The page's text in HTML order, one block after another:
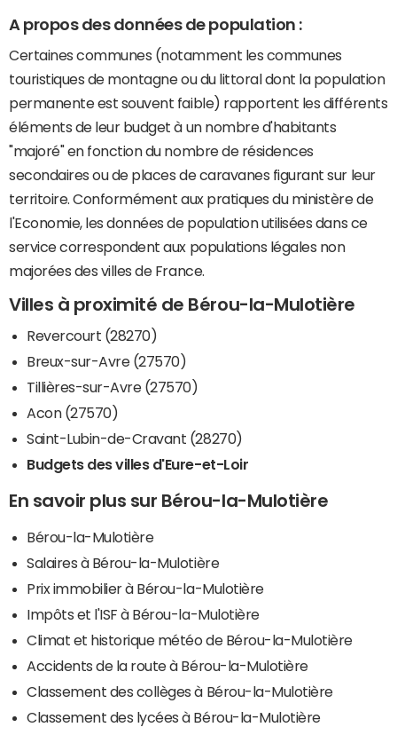
A propos des données de population :
Certaines communes (notamment les communes
touristiques de montagne ou du littoral dont la population
permanente est souvent faible) rapportent les différents
éléments de leur budget à un nombre d'habitants
"majoré" en fonction du nombre de résidences
secondaires ou de places de caravanes figurant sur leur
territoire. Conformément aux pratiques du ministère de
l'Economie, les données de population utilisées dans ce
service correspondent aux populations légales non
majorées des villes de France.
Villes à proximité de Bérou-la-Mulotière
Revercourt (28270)
Breux-sur-Avre (27570)
Tillières-sur-Avre (27570)
Acon (27570)
Saint-Lubin-de-Cravant (28270)
Budgets des villes d'Eure-et-Loir
En savoir plus sur Bérou-la-Mulotière
Bérou-la-Mulotière
Salaires à Bérou-la-Mulotière
Prix immobilier à Bérou-la-Mulotière
Impôts et l'ISF à Bérou-la-Mulotière
Climat et historique météo de Bérou-la-Mulotière
Accidents de la route à Bérou-la-Mulotière
Classement des collèges à Bérou-la-Mulotière
Classement des lycées à Bérou-la-Mulotière